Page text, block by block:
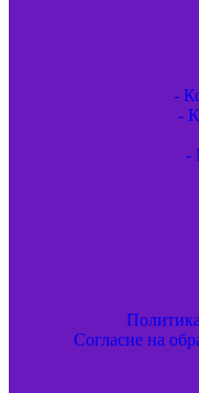
-
-
-
Согласие на